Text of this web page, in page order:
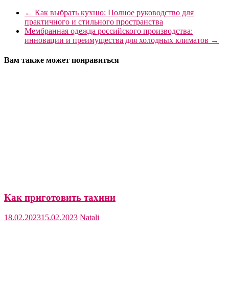
← Как выбрать кухню: Полное руководство для
практичного и стильного пространства
Мембранная одежда российского производства:
инновации и преимущества для холодных климатов →
Вам также может понравиться
Как приготовить тахини
18.02.202315.02.2023 Natali